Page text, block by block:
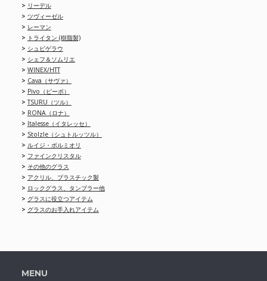
> リーデル
> ツヴィーゼル
> レーマン
> トライタン (樹脂製)
> シュピゲラウ
> シェフ＆ソムリエ
> WINEX/HTT
> Cava（サヴァ）
> Pivo（ピーボ）
> TSURU（ツル）
> RONA（ロナ）
> Italesse（イタレッセ）
> Stolzle（シュトルッツル）
> ルイジ・ボルミオリ
> ファインクリスタル
> その他のグラス
> アクリル、プラスチック製
> ロックグラス、タンブラー他
> グラスに役立つアイテム
> グラスのお手入れアイテム
MENU